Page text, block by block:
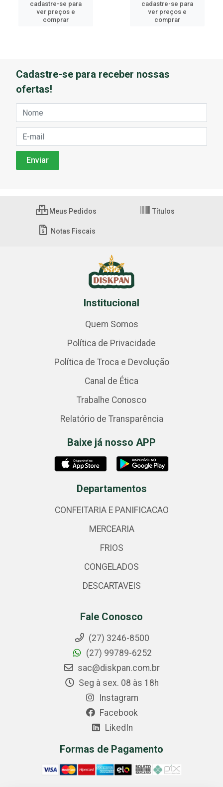
cadastre-se para
ver preços e
comprar
cadastre-se para
ver preços e
comprar
Cadastre-se para receber nossas
ofertas!
Meus Pedidos Títulos
Notas Fiscais
Institucional
Quem Somos
Política de Privacidade
Política de Troca e Devolução
Canal de Ética
Trabalhe Conosco
Relatório de Transparência
Baixe já nosso APP
Departamentos
CONFEITARIA E PANIFICACAO
MERCEARIA
FRIOS
CONGELADOS
DESCARTAVEIS
Fale Conosco
(27) 3246-8500
(27) 99789-6252
sac@diskpan.com.br
Seg à sex. 08 às 18h
Instagram
Facebook
LikedIn
Formas de Pagamento